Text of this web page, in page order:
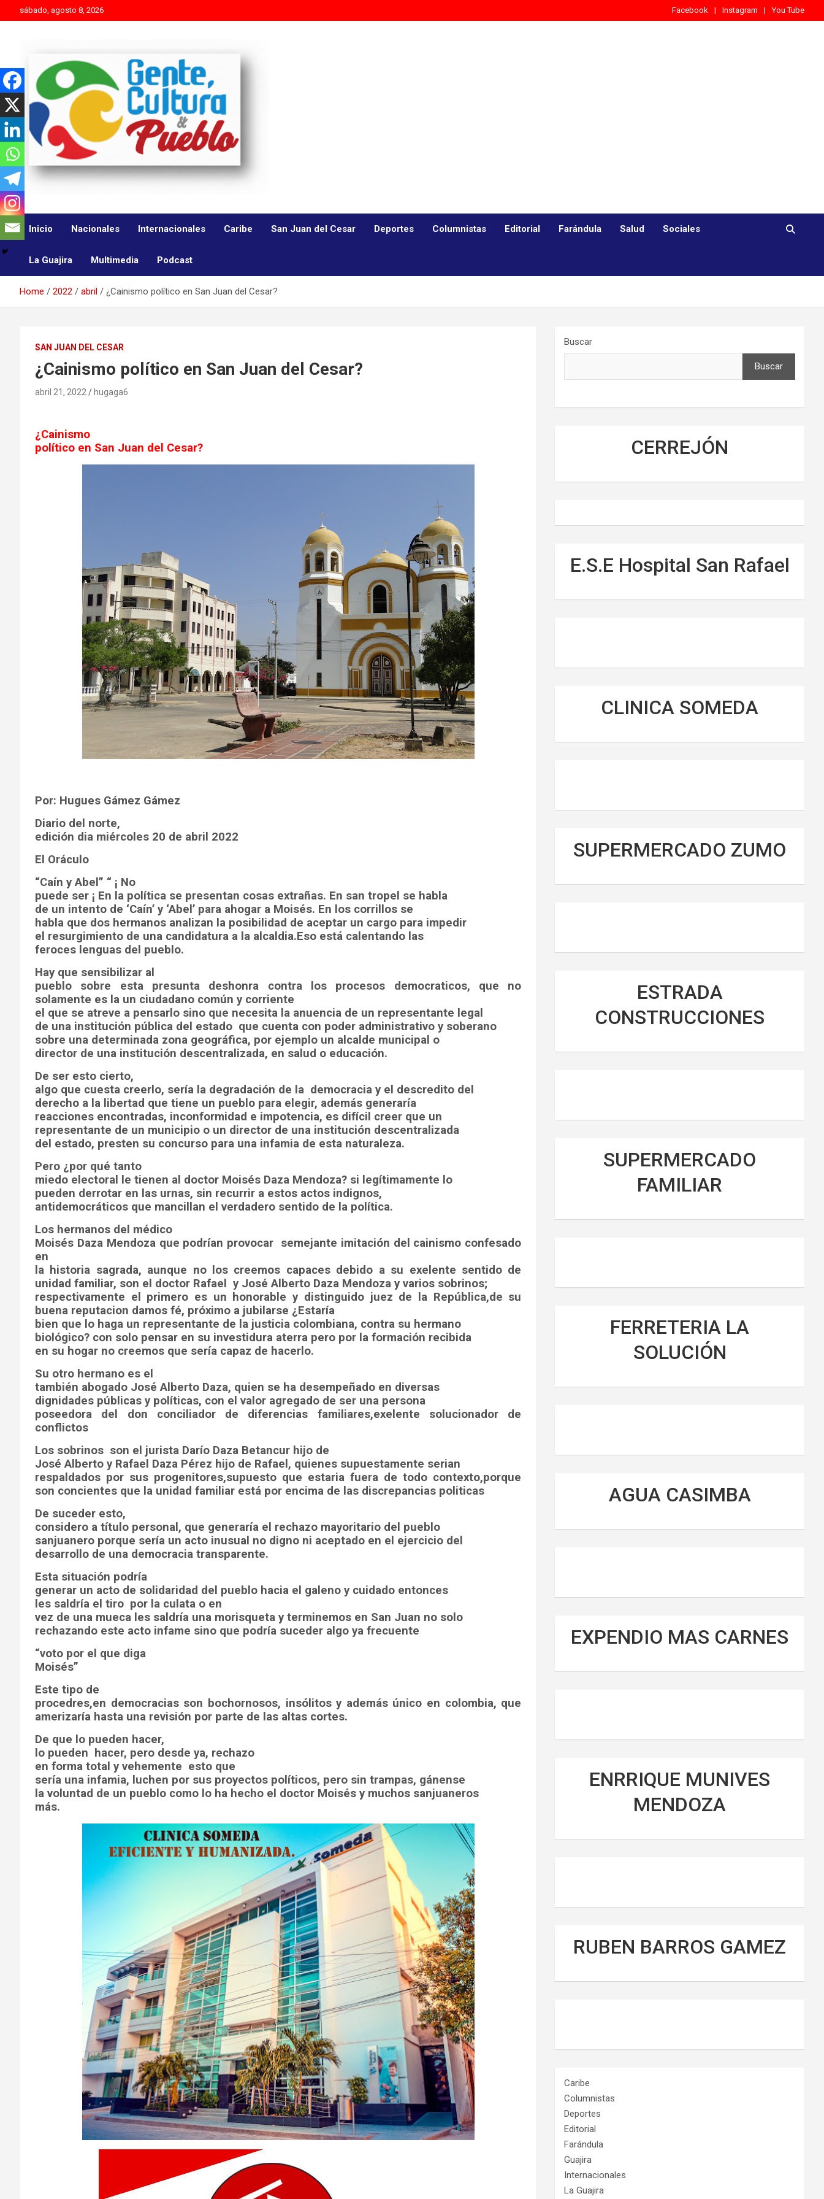
to
sábado, agosto 8, 2026 Facebook Instagram You Tube
Gente Cultura y Pueblo
Es mejor molestar con la verdad que agradar con adulaciones
Inicio Nacionales Internacionales Caribe San Juan del Cesar Deportes Columnistas Editorial Farándula Salud Sociales
La Guajira Multimedia Podcast
Home 2022 abril ¿Cainismo político en San Juan del Cesar?
SAN JUAN DEL CESAR
¿Cainismo político en San Juan del Cesar?
abril 21, 2022 hugaga6
¿Cainismo
político en San Juan del Cesar?
Por: Hugues Gámez Gámez
Diario del norte,
edición dia miércoles 20 de abril 2022
El Oráculo
“Caín y Abel” “ ¡ No
puede ser ¡ En la política se presentan cosas extrañas. En san tropel se habla
de un intento de ‘Caín’ y ‘Abel’ para ahogar a Moisés. En los corrillos se
habla que dos hermanos analizan la posibilidad de aceptar un cargo para impedir
el resurgimiento de una candidatura a la alcaldia.Eso está calentando las
feroces lenguas del pueblo.
Hay que sensibilizar al
pueblo sobre esta presunta deshonra contra los procesos democraticos, que no
solamente es la un ciudadano común y corriente
el que se atreve a pensarlo sino que necesita la anuencia de un representante legal
de una institución pública del estado que cuenta con poder administrativo y soberano
sobre una determinada zona geográfica, por ejemplo un alcalde municipal o
director de una institución descentralizada, en salud o educación.
De ser esto cierto,
algo que cuesta creerlo, sería la degradación de la democracia y el descredito del
derecho a la libertad que tiene un pueblo para elegir, además generaría
reacciones encontradas, inconformidad e impotencia, es difícil creer que un
representante de un municipio o un director de una institución descentralizada
del estado, presten su concurso para una infamia de esta naturaleza.
Pero ¿por qué tanto
miedo electoral le tienen al doctor Moisés Daza Mendoza? si legítimamente lo
pueden derrotar en las urnas, sin recurrir a estos actos indignos,
antidemocráticos que mancillan el verdadero sentido de la política.
Los hermanos del médico
Moisés Daza Mendoza que podrían provocar semejante imitación del cainismo confesado
en
la historia sagrada, aunque no los creemos capaces debido a su exelente sentido de
unidad familiar, son el doctor Rafael
y José Alberto Daza Mendoza y varios sobrinos;
respectivamente el primero es un honorable y distinguido juez de la República,de su
buena reputacion damos fé, próximo a jubilarse ¿Estaría
bien que lo haga un representante de la justicia colombiana, contra su hermano
biológico? con solo pensar en su investidura aterra pero por la formación recibida
en su hogar no creemos que sería capaz de hacerlo.
Su otro hermano es el
también abogado José Alberto Daza, quien se ha desempeñado en diversas
dignidades públicas y políticas, con el valor agregado de ser una persona
poseedora del don conciliador de diferencias familiares,exelente solucionador de
conflictos
Los sobrinos son el jurista Darío Daza Betancur hijo de
José Alberto y Rafael Daza Pérez hijo de Rafael, quienes supuestamente serian
respaldados por sus progenitores,supuesto que estaria fuera de todo contexto,porque
son concientes que la unidad familiar está por encima de las discrepancias politicas
De suceder esto,
considero a título personal, que generaría el rechazo mayoritario del pueblo
sanjuanero porque sería un acto inusual no digno ni aceptado en el ejercicio del
desarrollo de una democracia transparente.
Esta situación podría
generar un acto de solidaridad del pueblo hacia el galeno y cuidado entonces
les saldría el tiro por la culata o en
vez de una mueca les saldría una morisqueta y terminemos en San Juan no solo
rechazando este acto infame sino que podría suceder algo ya frecuente
“voto por el que diga
Moisés”
Este tipo de
procedres,en democracias son bochornosos, insólitos y además único en colombia, que
amerizaría hasta una revisión por parte de las altas cortes.
De que lo pueden hacer,
lo pueden
hacer, pero desde ya, rechazo
en forma total y vehemente esto que
sería una infamia, luchen por sus proyectos políticos, pero sin trampas, gánense
la voluntad de un pueblo como lo ha hecho el doctor Moisés y muchos sanjuaneros
más.
Buscar
Buscar
CERREJÓN
E.S.E Hospital San Rafael
CLINICA SOMEDA
SUPERMERCADO ZUMO
ESTRADA
CONSTRUCCIONES
SUPERMERCADO
FAMILIAR
FERRETERIA LA
SOLUCIÓN
AGUA CASIMBA
EXPENDIO MAS CARNES
ENRRIQUE MUNIVES
MENDOZA
RUBEN BARROS GAMEZ
Caribe
Columnistas
Deportes
Editorial
Farándula
Guajira
Internacionales
La Guajira